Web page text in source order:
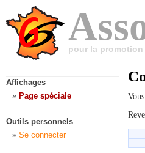
pour la promotion
Affichages
Page spéciale
Outils personnels
Se connecter